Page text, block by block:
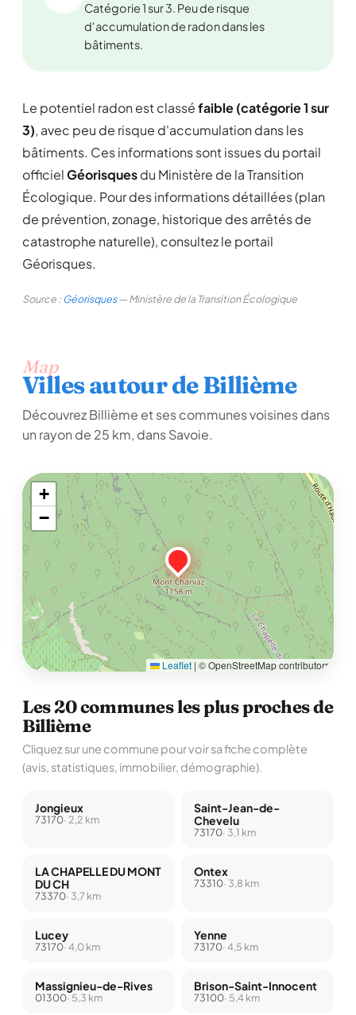
Catégorie 1 sur 3. Peu de risque
d'accumulation de radon dans les
bâtiments.
Le potentiel radon est classéfaible (catégorie 1 sur
3), avec peu de risque d'accumulation dans les
bâtiments. Ces informations sont issues du portail
officielGéorisquesdu Ministère de la Transition
Écologique. Pour des informations détaillées (plan
de prévention, zonage, historique des arrêtés de
catastrophe naturelle), consultez le portail
Géorisques.
Source :Géorisques— Ministère de la Transition Écologique
Map
Villes autour de Billième
Découvrez Billième et ses communes voisines dans
un rayon de 25 km, dans Savoie.
+
−
Leaflet | © OpenStreetMap contributors
Les 20 communes les plus proches de
Billième
Cliquez sur une commune pour voir sa fiche complète
(avis, statistiques, immobilier, démographie).
Jongieux
73170· 2,2 km
Saint-Jean-de-
Chevelu
73170· 3,1 km
LA CHAPELLE DU MONT
DU CH
73370· 3,7 km
Ontex
73310· 3,8 km
Lucey
73170· 4,0 km
Yenne
73170· 4,5 km
Massignieu-de-Rives
01300· 5,3 km
Brison-Saint-Innocent
73100· 5,4 km